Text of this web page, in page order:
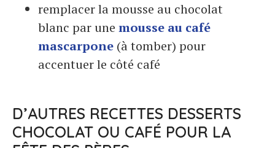
remplacer la mousse au chocolat
blanc par une mousse au café
mascarpone (à tomber) pour
accentuer le côté café
D’AUTRES RECETTES DESSERTS
CHOCOLAT OU CAFÉ POUR LA